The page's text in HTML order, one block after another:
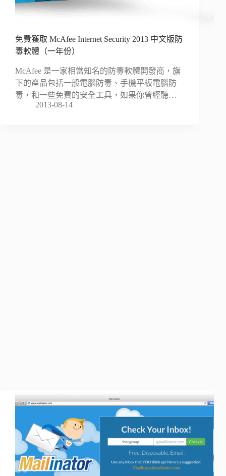
免費獲取 McAfee Internet Security 2013 中文版防
毒軟體（一年份）
McAfee 是一家相當知名的防毒軟體開發商，旗
下的產品包括一般電腦防毒、手機平板電腦防
毒，和一些免費的安全工具，如果你曾經聽…
2013-08-14